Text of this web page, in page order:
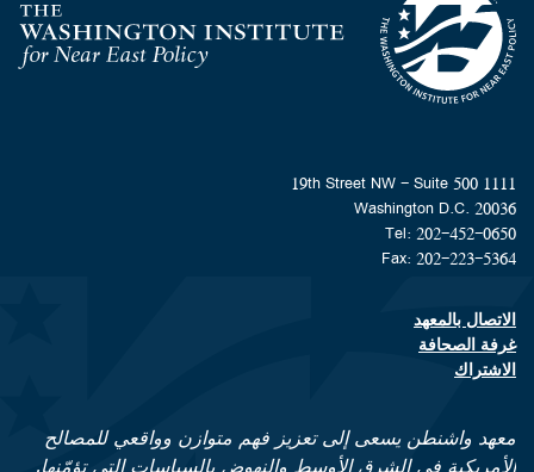
Homepage
1111 19th Street NW - Suite 500
Washington D.C. 20036
Tel: 202-452-0650
Fax: 202-223-5364
Footer contact links
الاتصال بالمعهد
غرفة الصحافة
الاشتراك
معهد واشنطن يسعى إلى تعزيز فهم متوازن وواقعي للمصالح